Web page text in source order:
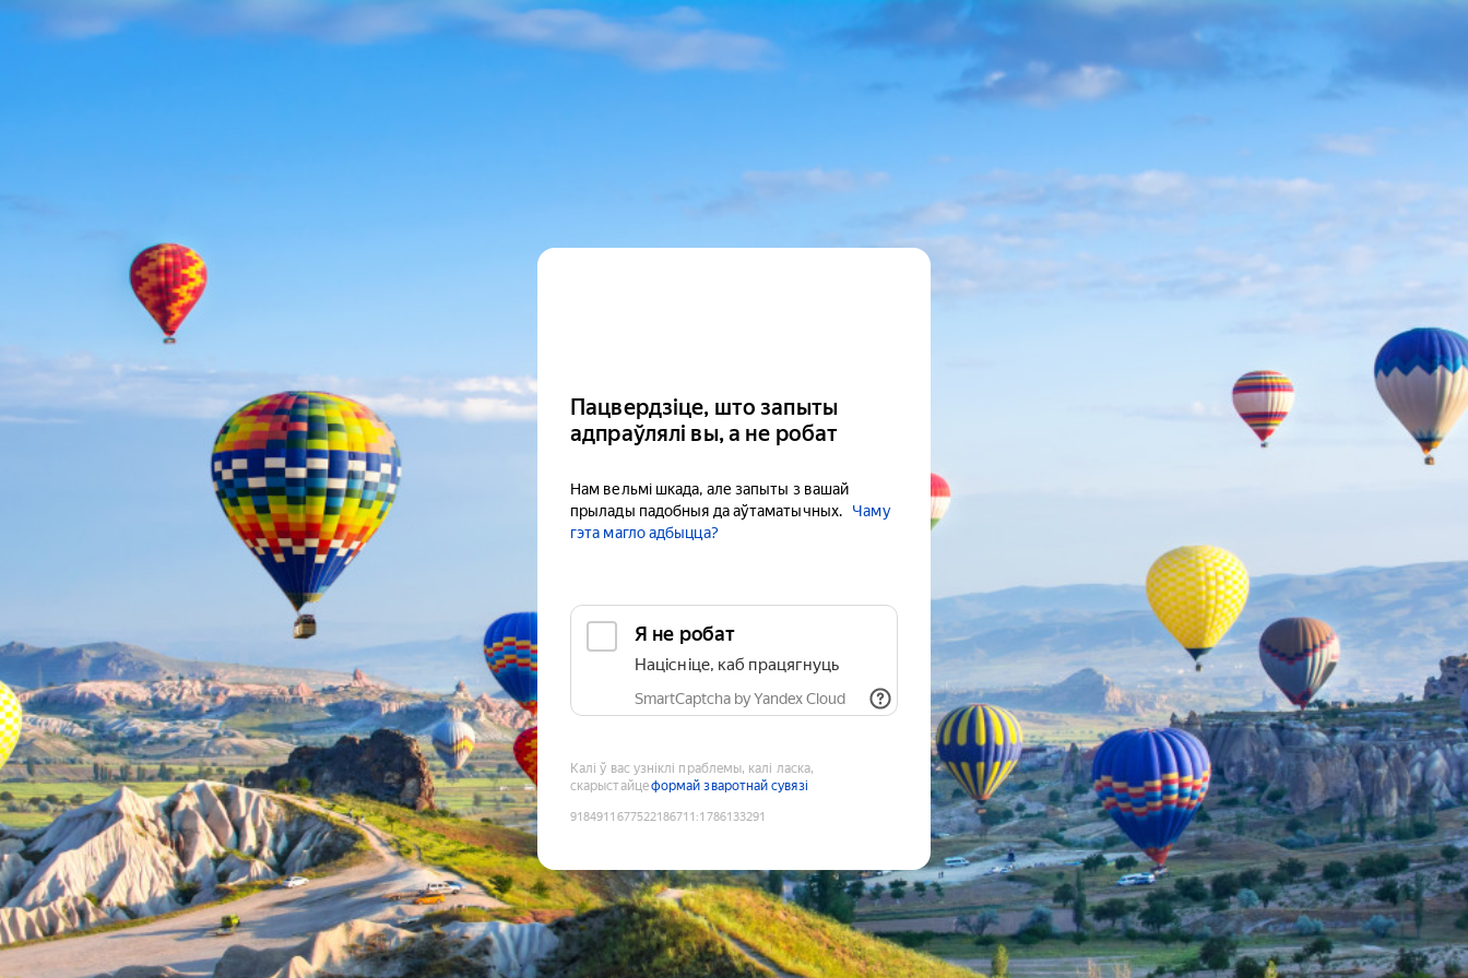
Пацвердзіце, што запыты
адпраўлялі вы, а не робат
Нам вельмі шкада, але запыты з вашай
прылады падобныя да аўтаматычных.
Чаму
гэта магло адбыцца?
Я не робат
Націсніце, каб працягнуць
SmartCaptcha by Yandex Cloud
Калі ў вас узніклі праблемы, калі ласка,
скарыстайцеформай зваротнай сувязі
9184911677522186711 :1786133291